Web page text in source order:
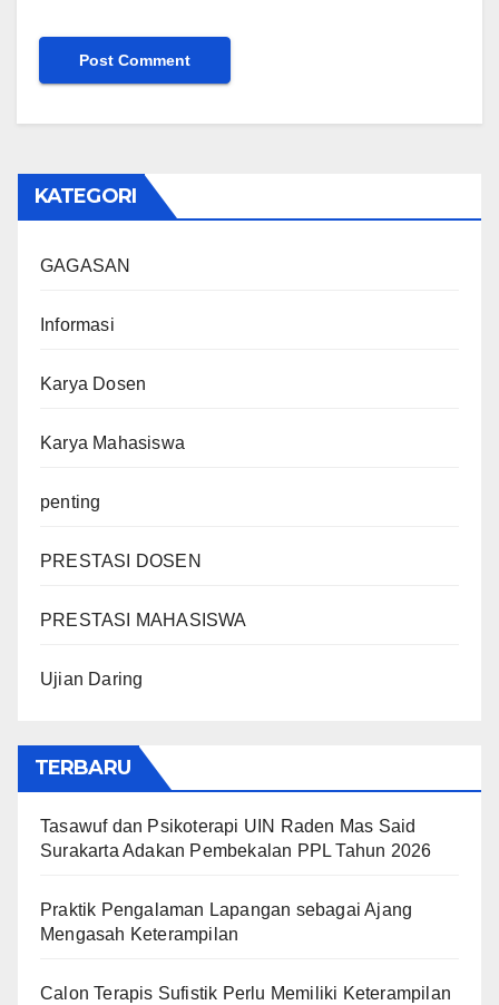
KATEGORI
GAGASAN
Informasi
Karya Dosen
Karya Mahasiswa
penting
PRESTASI DOSEN
PRESTASI MAHASISWA
Ujian Daring
TERBARU
Tasawuf dan Psikoterapi UIN Raden Mas Said
Surakarta Adakan Pembekalan PPL Tahun 2026
Praktik Pengalaman Lapangan sebagai Ajang
Mengasah Keterampilan
Calon Terapis Sufistik Perlu Memiliki Keterampilan